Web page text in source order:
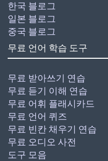
한국 블로그
일본 블로그
중국 블로그
무료 언어 학습 도구
무료 받아쓰기 연습
무료 듣기 이해 연습
무료 어휘 플래시카드
무료 언어 퀴즈
무료 빈칸 채우기 연습
무료 오디오 사전
도구 모음